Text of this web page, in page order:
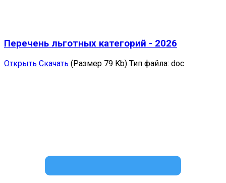
Перечень льготных категорий - 2026
Открыть Скачать (Размер 79 Kb) Тип файла: doc